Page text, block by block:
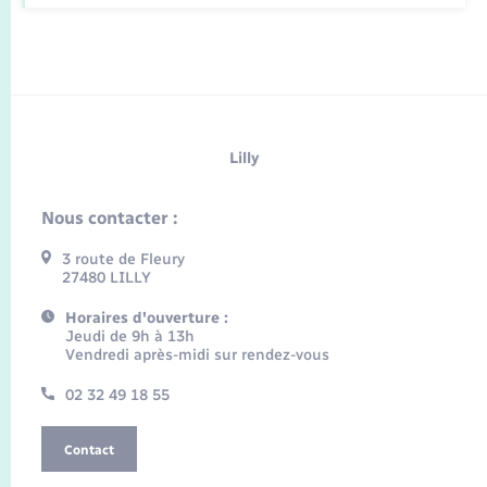
Lilly
Nous contacter :
3 route de Fleury
27480 LILLY
Horaires d'ouverture :
Jeudi de 9h à 13h
Vendredi après-midi sur rendez-vous
02 32 49 18 55
Contact